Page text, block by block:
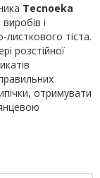
Tecnoeka
і
тіста.
розстійної
отримувати